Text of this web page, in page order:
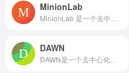
MinionLab
DAWN